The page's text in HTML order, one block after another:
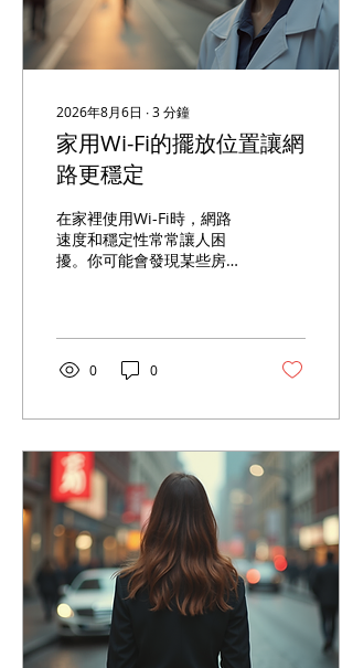
2026年8月6日 ∙3分鐘
家用Wi-Fi的擺放位置讓網
路更穩定
在家裡使用Wi-Fi時，網路
速度和穩定性常常讓人困
擾。你可能會發現某些房間
放的位置不理想。選對位
置，能讓整個家裡的網路覆
蓋更均勻，速度更快。 我會
號。並且介紹兩款在台灣很
受歡迎的路由器，讓你了解
如何選擇適合自己家的設
備。 選擇Wi-Fi路由器擺放
位置的基本原則 Wi-Fi訊號
是透過無線電波傳播的，這
些波會被牆壁、家具甚至家
電阻擋或干擾。擺放位置不
當，會讓訊號變弱，影響上
網體驗。 1. 放在家中中央
位置 將路由器放在家裡的中
0 0